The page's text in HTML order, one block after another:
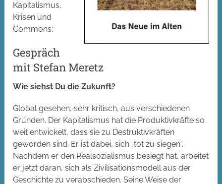
Kapitalismus,
Krisen und
Commons:
Gespräch
mit Stefan Meretz
Wie siehst Du die Zukunft?
Global gesehen, sehr kritisch, aus verschiedenen
Gründen. Der Kapitalismus hat die Produktivkräfte so
weit entwickelt, dass sie zu Destruktivkräften
geworden sind. Er ist dabei, sich „tot zu siegen“.
Nachdem er den Realsozialismus besiegt hat, arbeitet
er jetzt daran, sich als Zivilisationsmodell aus der
Geschichte zu verabschieden. Seine Weise der